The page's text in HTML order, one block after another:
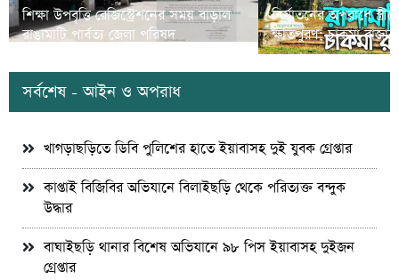
শিক্ষা উপবৃত্তি রেজিস্ট্রেশনের সময় বাড়াল
রাঙামাটি পার্বত্য জেলা পরিষদ
নির্যাতনের অপরাধে
ক্ষতিপুরণ; চাকমা
সর্বশেষ - আইন ও অপরাধ
খাগড়াছড়িতে ডিবি পুলিশের হাতে ইয়াবাসহ দুই যুবক গ্রেপ্তার
কাপ্তাই বিজিবির অভিযানে বিলাইছড়ি থেকে পরিত্যক্ত বন্দুক
উদ্ধার
বাঘাইছড়ি থানার বিশেষ অভিযানে ৯৮ পিস ইয়াবাসহ দুইজন
গ্রেপ্তার